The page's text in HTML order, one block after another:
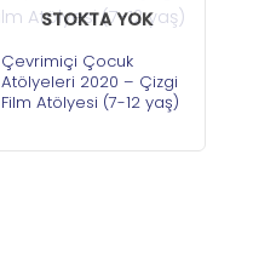
STOKTA YOK
Çevrimiçi Çocuk
Atölyeleri 2020 – Çizgi
Film Atölyesi (7-12 yaş)